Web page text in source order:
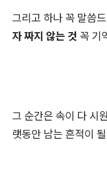
그리고 하나 꼭 말씀
자 짜지 않는 것 꼭 기
그 순간은 속이 다 시
랫동안 남는 흔적이